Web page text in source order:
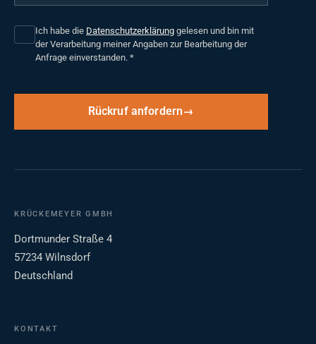
Ich habe die Datenschutzerklärung gelesen und bin mit
der Verarbeitung meiner Angaben zur Bearbeitung der
Anfrage einverstanden. *
Rückruf anfordern
KRÜCKEMEYER GMBH
Dortmunder Straße 4
57234 Wilnsdorf
Deutschland
KONTAKT